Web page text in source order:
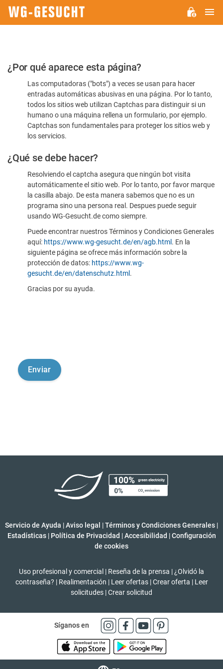
Por
favor,
confirme
humano
¿Por qué aparece esta página?
Las computadoras ("bots") a veces se usan para hacer
entradas automáticas abusivas en una página. Por lo tanto,
todos los sitios web utilizan Captchas para distinguir si un
humano o una máquina rellena un formulario, por ejemplo.
Captchas son fundamentales para proteger los sitios web y
los servicios.
¿Qué se debe hacer?
Resolviendo el captcha asegura que ningún bot visita
automáticamente el sitio web. Por lo tanto, por favor marque
la casilla abajo. De esta manera sabemos que no es un
programa sino una persona real. Despues puede seguir
usando WG-Gesucht.de como siempre.
Puede encontrar nuestros Términos y Condiciones Generales
aquí: https://www.wg-gesucht.de/en/agb.html . En la
siguiente página se ofrece más información sobre la
protección de datos: https://www.wg-
gesucht.de/en/datenschutz.html .
Gracias por su ayuda.
Servicio de Ayuda |Aviso legal |Términos y Condiciones Generales |
Estadísticas | Política de Privacidad | Accesibilidad | Configuración
de cookies
Uso profesional y comercial | Reseña de la prensa | ¿Olvidó la
contraseña? | Realimentación | Leer ofertas | Crear oferta | Leer
solicitudes |Crear solicitud
Síganos en